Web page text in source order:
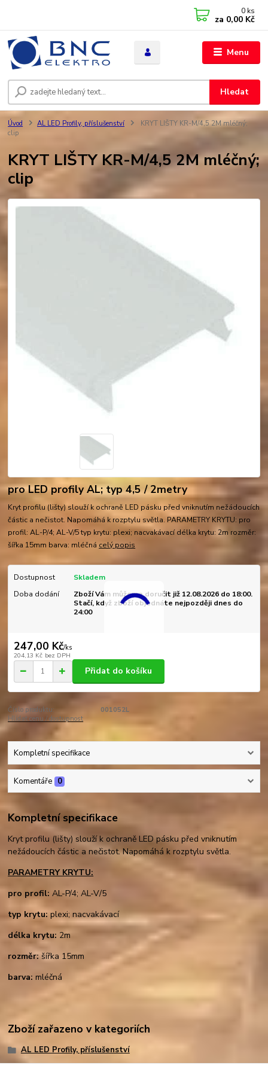
Menu
Hledat
0 ks
za 0,00 Kč
Úvod AL LED Profily, příslušenství
KRYT LIŠTY KR-M/4,5 2M mléčný;
clip
KRYT LIŠTY KR-M/4,5 2M mléčný;
clip
pro LED profily AL; typ 4,5 / 2metry
Kryt profilu (lišty) slouží k ochraně LED pásku před vniknutím nežádoucích
částic a nečistot. Napomáhá k rozptylu světla. PARAMETRY KRYTU: pro
profil: AL-P/4; AL-V/5 typ krytu: plexi; nacvakávací délka krytu: 2m rozměr:
šířka 15mm barva: mléčná celý popis
Dostupnost
Skladem
Doba dodání
Zboží Vám můžeme doručit již 12.08.2026 do 18:00.
Stačí, když zboží objednáte nejpozději dnes do
24:00
247,00 Kč/ks
204,13 Kč bez DPH
Přidat do košíku
Číslo produktu:
001052L
Hlídat cenu / dostupnost
Kompletní specifikace
Komentáře 0
Kompletní specifikace
Kryt profilu (lišty) slouží k ochraně LED pásku před vniknutím
nežádoucích částic a nečistot. Napomáhá k rozptylu světla.
PARAMETRY KRYTU:
pro profil:AL-P/4; AL-V/5
typ krytu:plexi; nacvakávací
délka krytu: 2m
rozměr:šířka 15mm
barva: mléčná
Zboží zařazeno v kategoriích
AL LED Profily, příslušenství